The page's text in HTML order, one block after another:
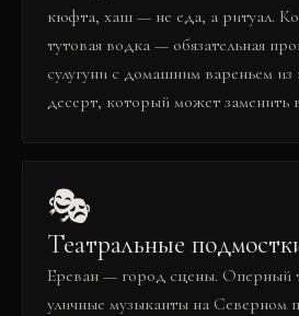
кюфта, хаш — не еда, а ритуал.
тутовая водка — обязательная
сулугуни с домашним вареньем
десерт, который может заменить
🎭
Театральные
Ереван — город сцены. Оперный
уличные музыканты на Северном